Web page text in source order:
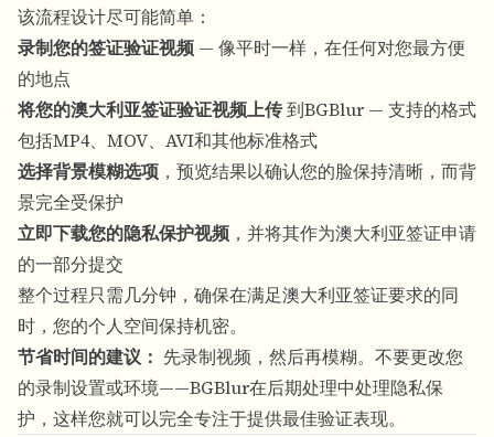
该流程设计尽可能简单：
录制您的签证验证视频 — 像平时一样，在任何对您最方便
的地点
将您的澳大利亚签证验证视频上传到BGBlur — 支持的格式
包括MP4、MOV、AVI和其他标准格式
选择背景模糊选项 ，预览结果以确认您的脸保持清晰，而背
景完全受保护
立即下载您的隐私保护视频 ，并将其作为澳大利亚签证申请
的一部分提交
整个过程只需几分钟，确保在满足澳大利亚签证要求的同
时，您的个人空间保持机密。
节省时间的建议： 先录制视频，然后再模糊。不要更改您
的录制设置或环境——BGBlur在后期处理中处理隐私保
护，这样您就可以完全专注于提供最佳验证表现。